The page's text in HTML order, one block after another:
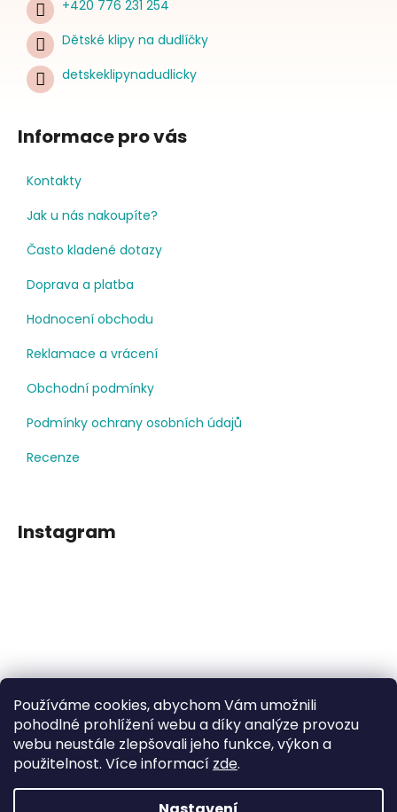
Používáme cookies, abychom Vám umožnili
pohodlné prohlížení webu a díky analýze provozu
webu neustále zlepšovali jeho funkce, výkon a
použitelnost. Více informací zde.
+420 776 231 254
Dětské klipy na dudlíčky
detskeklipynadudlicky
Informace pro vás
Kontakty
Jak u nás nakoupíte?
Často kladené dotazy
Doprava a platba
Hodnocení obchodu
Reklamace a vrácení
Obchodní podmínky
Podmínky ochrany osobních údajů
Recenze
Instagram
Sledovat na Instagramu
Facebook